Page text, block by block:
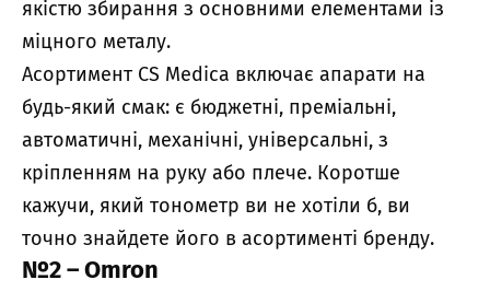
якістю збирання з основними елементами із
міцного металу.
Асортимент CS Medica включає апарати на
будь-який смак: є бюджетні, преміальні,
автоматичні, механічні, універсальні, з
кріпленням на руку або плече. Коротше
кажучи, який тонометр ви не хотіли б, ви
точно знайдете його в асортименті бренду.
№2 – Omron